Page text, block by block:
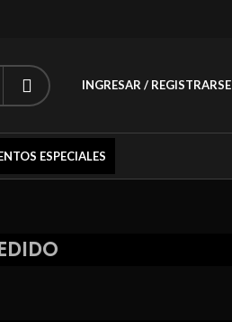
INGRESAR / REGISTRARSE
ESPECIALES